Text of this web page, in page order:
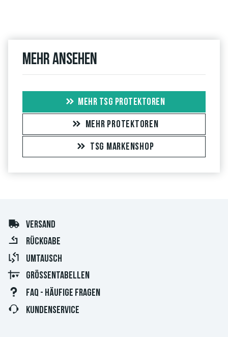
Mehr ansehen
MEHR TSG PROTEKTOREN
MEHR PROTEKTOREN
TSG MARKENSHOP
VERSAND
RÜCKGABE
UMTAUSCH
GRÖSSENTABELLEN
FAQ - HÄUFIGE FRAGEN
KUNDENSERVICE